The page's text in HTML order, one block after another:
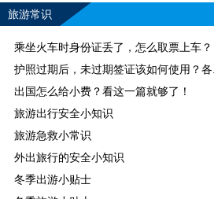
旅游常识
乘坐火车时身份证丢了，怎么取票上车？
护照过期后，未过期签证该如何使用？各..
出国怎么给小费？看这一篇就够了！
旅游出行安全小知识
旅游急救小常识
外出旅行的安全小知识
冬季出游小贴士